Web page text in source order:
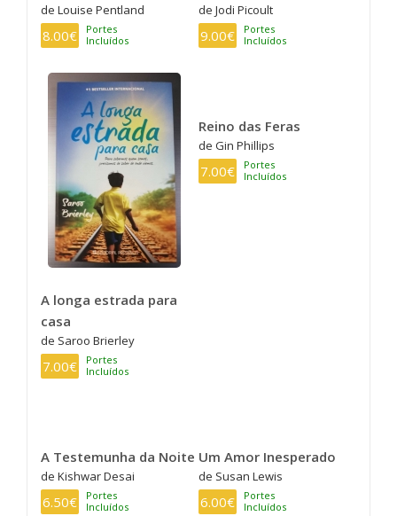
de Louise Pentland
8.00€
Portes
Incluídos
de Jodi Picoult
9.00€
Portes
Incluídos
A longa estrada para
casa
de Saroo Brierley
7.00€
Portes
Incluídos
Reino das Feras
de Gin Phillips
7.00€
Portes
Incluídos
A Testemunha da Noite
de Kishwar Desai
6.50€
Portes
Incluídos
Um Amor Inesperado
de Susan Lewis
6.00€
Portes
Incluídos